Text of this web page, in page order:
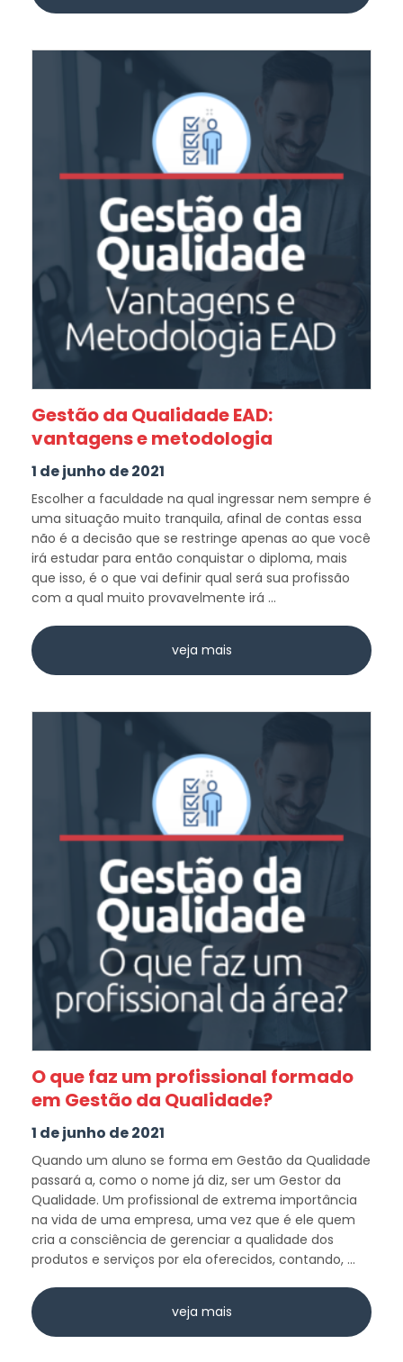
Gestão da Qualidade EAD:
vantagens e metodologia
1 de junho de 2021
Escolher a faculdade na qual ingressar nem sempre é
uma situação muito tranquila, afinal de contas essa
não é a decisão que se restringe apenas ao que você
irá estudar para então conquistar o diploma, mais
que isso, é o que vai definir qual será sua profissão
com a qual muito provavelmente irá ...
veja mais
O que faz um profissional formado
em Gestão da Qualidade?
1 de junho de 2021
Quando um aluno se forma em Gestão da Qualidade
passará a, como o nome já diz, ser um Gestor da
Qualidade. Um profissional de extrema importância
na vida de uma empresa, uma vez que é ele quem
cria a consciência de gerenciar a qualidade dos
produtos e serviços por ela oferecidos, contando, ...
veja mais